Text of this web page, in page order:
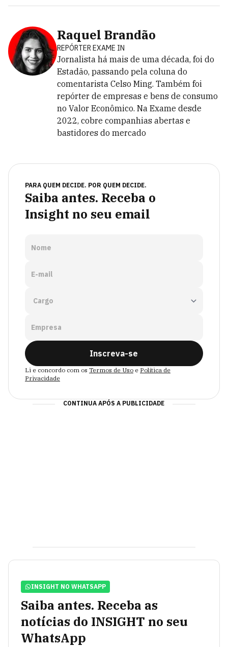
Raquel Brandão
REPÓRTER EXAME IN
Jornalista há mais de uma década, foi do
Estadão, passando pela coluna do
comentarista Celso Ming. Também foi
repórter de empresas e bens de consumo
no Valor Econômico. Na Exame desde
2022, cobre companhias abertas e
bastidores do mercado
PARA QUEM DECIDE. POR QUEM DECIDE.
Saiba antes. Receba o
Insight no seu email
Nome
E-mail
Empresa
Inscreva-se
Li e concordo com os Termos de Uso e Política de
Privacidade
CONTINUA APÓS A PUBLICIDADE
INSIGHT NO WHATSAPP
Saiba antes. Receba as
notícias do INSIGHT no seu
WhatsApp